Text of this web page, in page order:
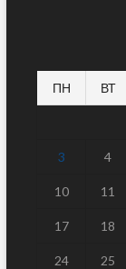
ПН ВТ
3 4
10 11
17 18
24 25